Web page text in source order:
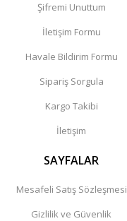
Şifremi Unuttum
İletişim Formu
Havale Bildirim Formu
Sipariş Sorgula
Kargo Takibi
İletişim
SAYFALAR
Mesafeli Satış Sözleşmesi
Gizlilik ve Güvenlik